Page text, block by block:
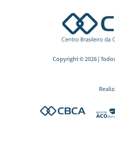
Copyright © 2026 |